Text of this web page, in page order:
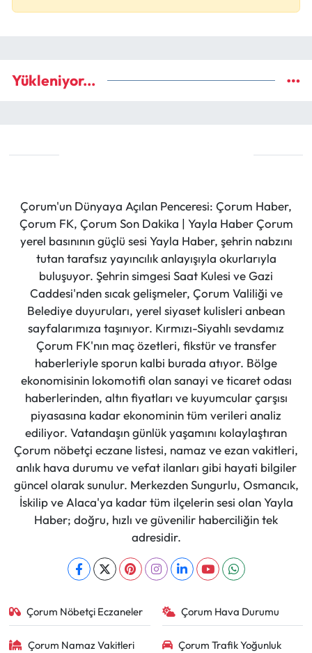
Yükleniyor...
Çorum'un Dünyaya Açılan Penceresi: Çorum Haber,
Çorum FK, Çorum Son Dakika | Yayla Haber Çorum
yerel basınının güçlü sesi Yayla Haber, şehrin nabzını
tutan tarafsız yayıncılık anlayışıyla okurlarıyla
buluşuyor. Şehrin simgesi Saat Kulesi ve Gazi
Caddesi'nden sıcak gelişmeler, Çorum Valiliği ve
Belediye duyuruları, yerel siyaset kulisleri anbean
sayfalarımıza taşınıyor. Kırmızı-Siyahlı sevdamız
Çorum FK'nın maç özetleri, fikstür ve transfer
haberleriyle sporun kalbi burada atıyor. Bölge
ekonomisinin lokomotifi olan sanayi ve ticaret odası
haberlerinden, altın fiyatları ve kuyumcular çarşısı
piyasasına kadar ekonominin tüm verileri analiz
ediliyor. Vatandaşın günlük yaşamını kolaylaştıran
Çorum nöbetçi eczane listesi, namaz ve ezan vakitleri,
anlık hava durumu ve vefat ilanları gibi hayati bilgiler
güncel olarak sunulur. Merkezden Sungurlu, Osmancık,
İskilip ve Alaca'ya kadar tüm ilçelerin sesi olan Yayla
Haber; doğru, hızlı ve güvenilir haberciliğin tek
adresidir.
Çorum Nöbetçi Eczaneler Çorum Hava Durumu
Çorum Namaz Vakitleri
Çorum Trafik Yoğunluk